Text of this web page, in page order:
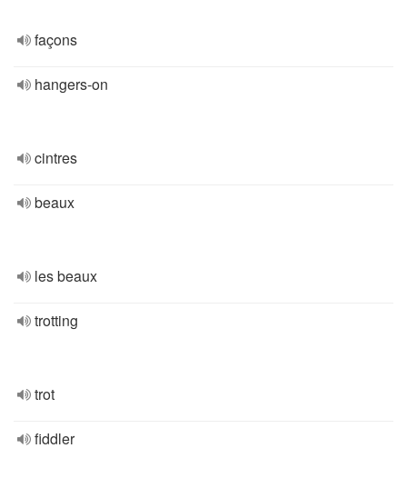
façons
hangers-on
cintres
beaux
les beaux
trotting
trot
fiddler